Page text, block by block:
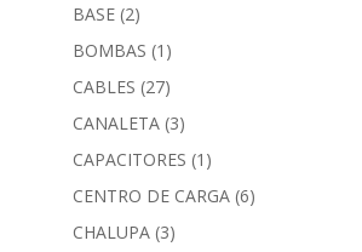
BASE (2)
BOMBAS (1)
CABLES (27)
CANALETA (3)
CAPACITORES (1)
CENTRO DE CARGA (6)
CHALUPA (3)